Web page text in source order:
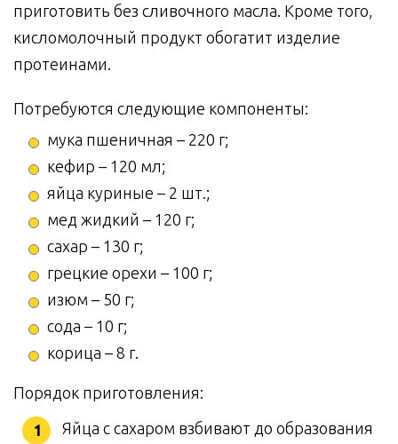
приготовить без сливочного масла. Кроме того,
кисломолочный продукт обогатит изделие
протеинами.
Потребуются следующие компоненты:
мука пшеничная – 220 г;
кефир – 120 мл;
яйца куриные – 2 шт.;
мед жидкий – 120 г;
сахар – 130 г;
грецкие орехи – 100 г;
изюм – 50 г;
сода – 10 г;
корица – 8 г.
Порядок приготовления:
Яйца с сахаром взбивают до образования